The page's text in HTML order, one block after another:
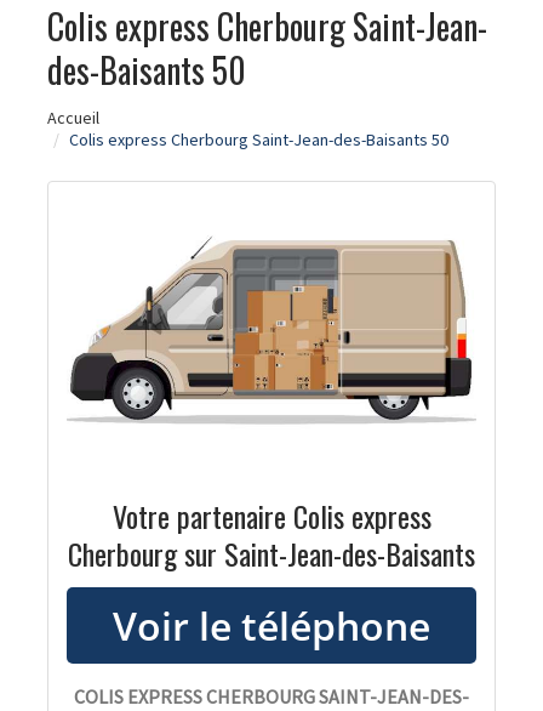
Colis express Cherbourg Saint-Jean-
des-Baisants 50
Accueil
Colis express Cherbourg Saint-Jean-des-Baisants 50
Votre partenaire Colis express
Cherbourg sur Saint-Jean-des-Baisants
COLIS EXPRESS CHERBOURG SAINT-JEAN-DES-